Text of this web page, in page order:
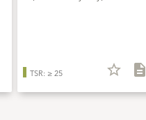
TSR: ≥ 25 star_border description